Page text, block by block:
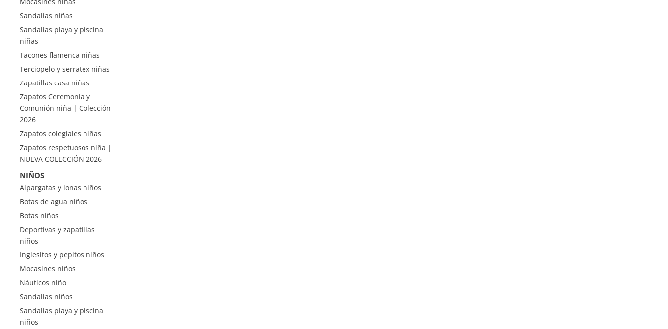
Sandalias niñas
Sandalias playa y piscina
niñas
Tacones flamenca niñas
Terciopelo y serratex niñas
Zapatillas casa niñas
Zapatos Ceremonia y
Comunión niña | Colección
2026
Zapatos colegiales niñas
Zapatos respetuosos niña |
NUEVA COLECCIÓN 2026
NIÑOS
Alpargatas y lonas niños
Botas de agua niños
Botas niños
Deportivas y zapatillas
niños
Inglesitos y pepitos niños
Mocasines niños
Náuticos niño
Sandalias niños
Sandalias playa y piscina
niños